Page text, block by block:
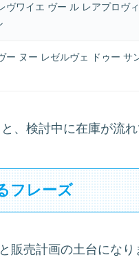
ヴワイエ ヴー ル レアプロヴ
ー ヌー レゼルヴェ ドゥー サ
、検討中に在庫が流
フレーズ
販売計画の土台になり